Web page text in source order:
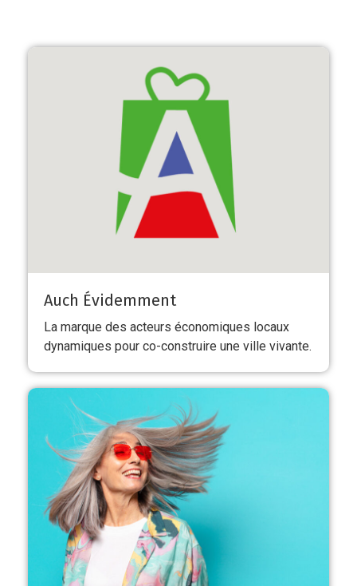
Auch Évidemment
La marque des acteurs économiques locaux
dynamiques pour co-construire une ville vivante.